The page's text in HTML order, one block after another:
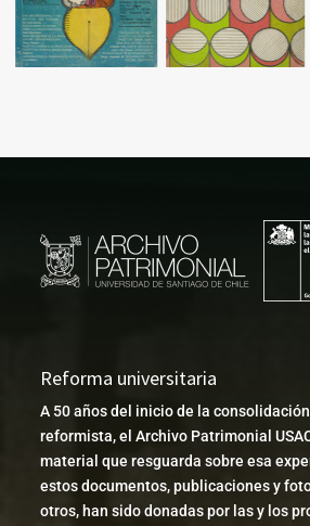
Reforma universitaria
A 50 años del inicio de la
reformista, el Archivo Patrimonial
material que resguarda sobre esa
estos documentos, publicaciones y
otros, han sido donadas por las y los